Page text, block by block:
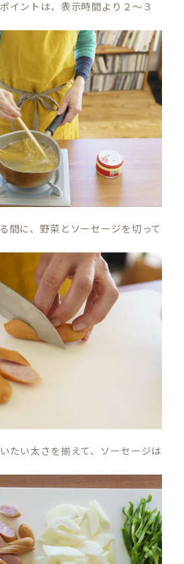
イントは、表示時間より２～３
間に、野菜とソーセージを切って
たい太さを揃えて、ソーセージは